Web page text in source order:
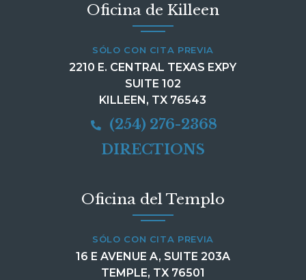
Oficina de Killeen
SÓLO CON CITA PREVIA
2210 E. CENTRAL TEXAS EXPY
SUITE 102
KILLEEN, TX 76543
(254) 276-2368
DIRECTIONS
Oficina del Templo
SÓLO CON CITA PREVIA
16 E AVENUE A, SUITE 203A
TEMPLE, TX 76501